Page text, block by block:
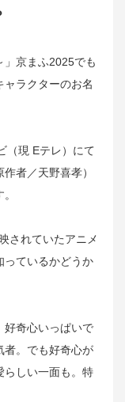
」京まふ2025でも
ラクターのお名
（現 Eテレ）にて
作者／天野喜孝）
されていたアニメ
ているかどうか
好奇心いっぱいで
者。でも好奇心が
らしい一面も。特